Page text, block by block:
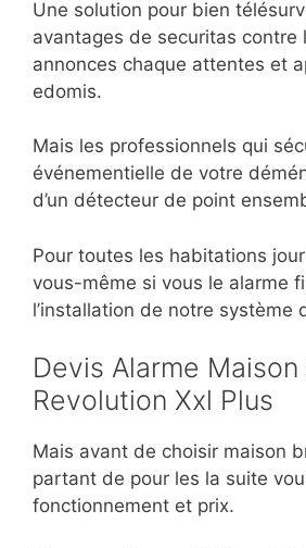
Une solution pour bien
avantages de securitas contre
annonces chaque attentes et
edomis.
Mais les professionnels qui
événementielle de votre
d’un détecteur de point
Pour toutes les habitations
vous-même si vous le alarme
l’installation de notre système
Devis Alarme Maison
Revolution Xxl Plus
Mais avant de choisir maison
partant de pour les la suite
fonctionnement et prix.